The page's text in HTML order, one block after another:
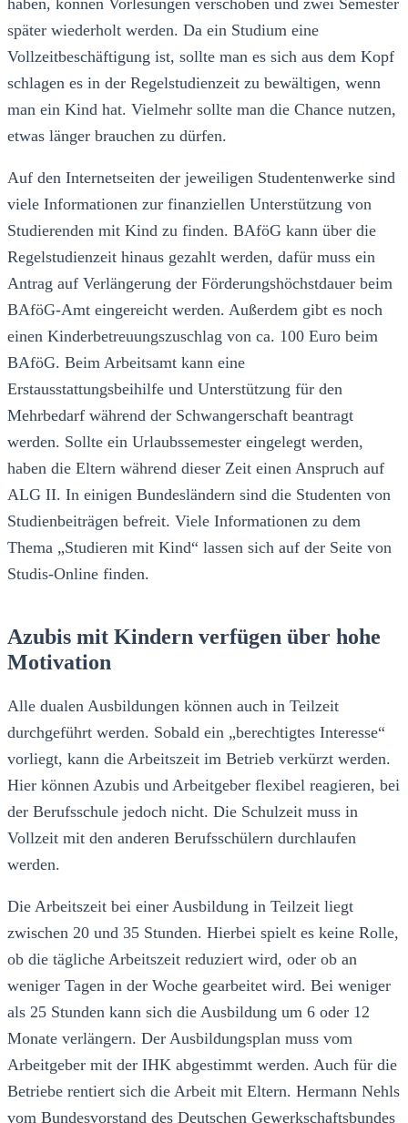
später wiederholt werden. Da ein Studium eine
Vollzeitbeschäftigung ist, sollte man es sich aus dem Kopf
schlagen es in der Regelstudienzeit zu bewältigen, wenn
man ein Kind hat. Vielmehr sollte man die Chance nutzen,
etwas länger brauchen zu dürfen.
Auf den Internetseiten der jeweiligen Studentenwerke sind
viele Informationen zur finanziellen Unterstützung von
Studierenden mit Kind zu finden. BAföG kann über die
Regelstudienzeit hinaus gezahlt werden, dafür muss ein
Antrag auf Verlängerung der Förderungshöchstdauer beim
BAföG-Amt eingereicht werden. Außerdem gibt es noch
einen Kinderbetreuungszuschlag von ca. 100 Euro beim
BAföG. Beim Arbeitsamt kann eine
Erstausstattungsbeihilfe und Unterstützung für den
Mehrbedarf während der Schwangerschaft beantragt
werden. Sollte ein Urlaubssemester eingelegt werden,
haben die Eltern während dieser Zeit einen Anspruch auf
ALG II. In einigen Bundesländern sind die Studenten von
Studienbeiträgen befreit. Viele Informationen zu dem
Thema „Studieren mit Kind“ lassen sich auf der Seite von
Studis-Online finden.
Azubis mit Kindern verfügen über hohe
Motivation
Alle dualen Ausbildungen können auch in Teilzeit
durchgeführt werden. Sobald ein „berechtigtes Interesse“
vorliegt, kann die Arbeitszeit im Betrieb verkürzt werden.
Hier können Azubis und Arbeitgeber flexibel reagieren, bei
der Berufsschule jedoch nicht. Die Schulzeit muss in
Vollzeit mit den anderen Berufsschülern durchlaufen
werden.
Die Arbeitszeit bei einer Ausbildung in Teilzeit liegt
zwischen 20 und 35 Stunden. Hierbei spielt es keine Rolle,
ob die tägliche Arbeitszeit reduziert wird, oder ob an
weniger Tagen in der Woche gearbeitet wird. Bei weniger
als 25 Stunden kann sich die Ausbildung um 6 oder 12
Monate verlängern. Der Ausbildungsplan muss vom
Arbeitgeber mit der IHK abgestimmt werden. Auch für die
Betriebe rentiert sich die Arbeit mit Eltern. Hermann Nehls
vom Bundesvorstand des Deutschen Gewerkschaftsbundes